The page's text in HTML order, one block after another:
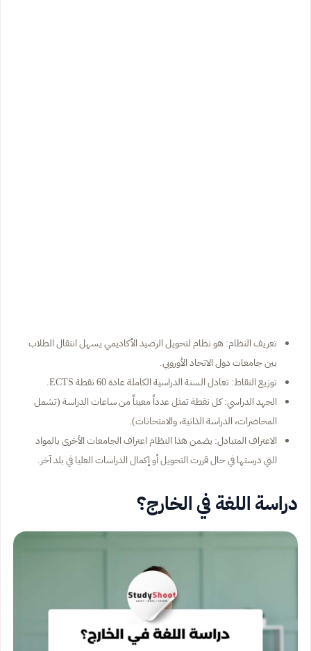
تعريف النظام: هو نظام لتحويل الرصيد الأكاديمي يسهل انتقال الطلاب
بين جامعات دول الاتحاد الأوروبي.
توزيع النقاط: تعادل السنة الدراسية الكاملة عادة 60 نقطة ECTS.
الجهد الدراسي: كل نقطة تمثل عدداً معيناً من ساعات الدراسة (تشمل
المحاضرات، الدراسة الذاتية، والامتحانات).
الاعتراف المتبادل: يضمن هذا النظام اعتراف الجامعات الأخرى بالمواد
التي درستها في حال قررت التحويل أو إكمال الدراسات العليا في بلد آخر.
دراسة اللغة في الخارج؟